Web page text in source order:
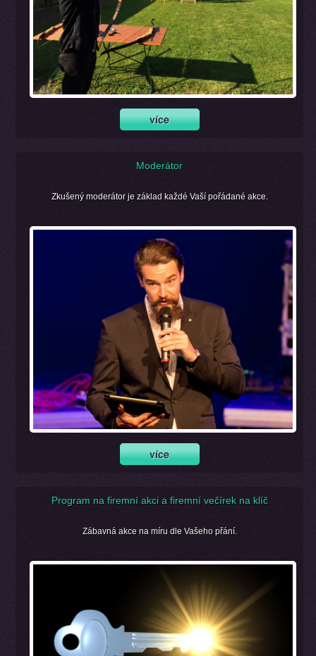
Moderátor
Zkušený moderátor je základ každé Vaší pořádané akce.
Program na firemní akci a firemní večírek na klíč
Zábavná akce na míru dle Vašeho přání.